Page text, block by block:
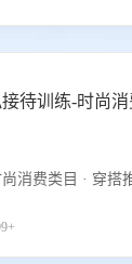
待训练-时尚消
消费类目 · 穿搭